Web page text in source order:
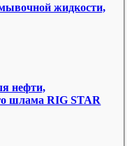
жидкости,
нефти,
шлама RIG STAR